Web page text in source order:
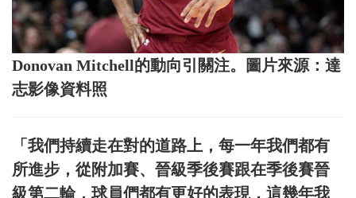
Donovan Mitchell的動向引關注。圖片來源：達
志影像資料照
「我們持續走在對的道路上，每一年我們都有
所進步，從附加賽、晉級季後賽跟在季後賽晉
級第二輪，球員們都有更好的表現，這幾年我